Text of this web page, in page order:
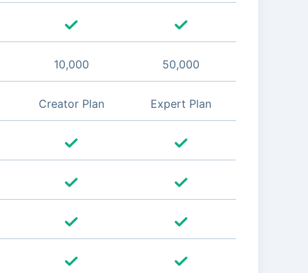
10,000
Creator Plan
50,000
Expert Plan